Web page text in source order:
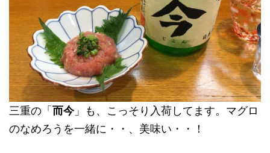
三重の「 而今」も、こっそり入荷してます。マグロ
のなめろうを一緒に・・、美味い・・！